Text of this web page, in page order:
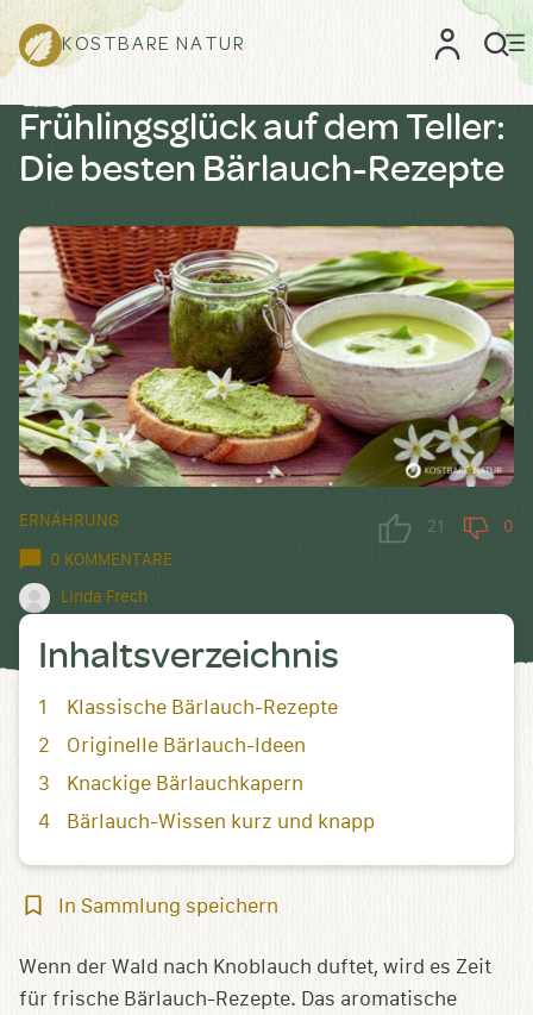
KOSTBARE NATUR
Frühlingsglück auf dem Teller:
Die besten Bärlauch-Rezepte
ERNÄHRUNG
0 KOMMENTARE
Linda Frech
21 0
Inhaltsverzeichnis
Klassische Bärlauch-Rezepte
Originelle Bärlauch-Ideen
Knackige Bärlauchkapern
Bärlauch-Wissen kurz und knapp
In
speichern
In Sammlung speichern
Wenn der Wald nach Knoblauch duftet, wird es Zeit
für frische Bärlauch-Rezepte. Das aromatische